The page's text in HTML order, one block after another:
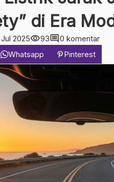
di Era
2025visibility93comment0 komentar
Whatsapp Pinterest